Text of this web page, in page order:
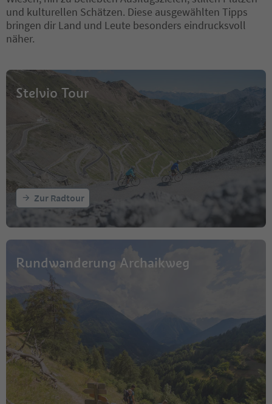
und kulturellen Schätzen. Diese ausgewählten Tipps
bringen dir Land und Leute besonders eindrucksvoll
näher.
Stelvio Tour
Zur Radtour
Rundwanderung Archaikweg